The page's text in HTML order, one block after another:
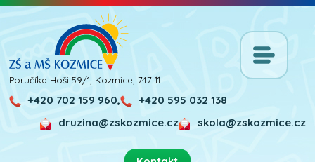
Poručíka Hoši 59/1, Kozmice, 747 11
+420 702 159 960,
+420 595 032 138
skola@zskozmice.cz
druzina@zskozmice.cz